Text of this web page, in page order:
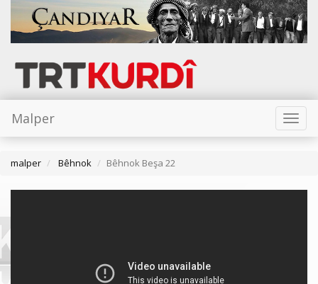
Toggle
Malper
malper Bêhnok Bêhnok Beşa 22